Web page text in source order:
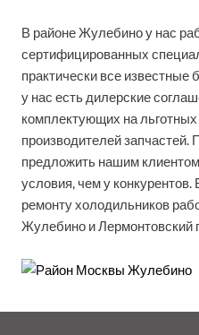
В районе Жулебино у нас
сертифицированных
практически все
у нас есть дилерские
комплектующих на
производителей
предложить нашим
условия, чем у
ремонту холодильников
Жулебино и Лермонтовский